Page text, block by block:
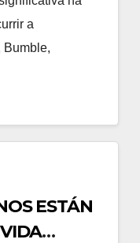
a
Bumble,
ESTÁN